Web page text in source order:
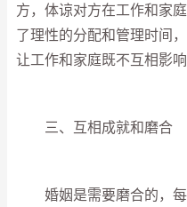
方，体谅对方在工作和家
了理性的分配和管理时间
让工作和家庭既不互相影响
三、互相成就和磨合
婚姻是需要磨合的，每